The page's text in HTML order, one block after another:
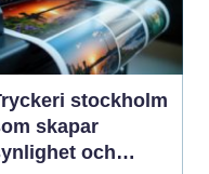
stockholm
skapar
och